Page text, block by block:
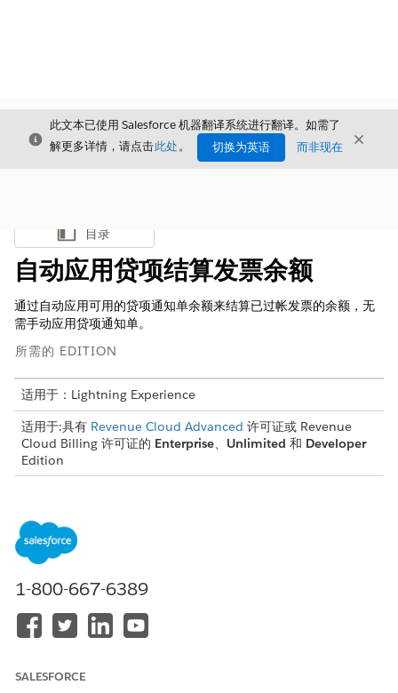
关闭
此文本已使用 Salesforce 机器翻译系统进行翻译。如需了
解更多详情，请点击此处。 切换为英语 而非现在 关闭
显示目录
目录
自动应用贷项结算发票余额
通过自动应用可用的贷项通知单余额来结算已过帐发票的余额，无
需手动应用贷项通知单。
所需的 EDITION
适用于：Lightning Experience
适用于:具有 Revenue Cloud Advanced 许可证或 Revenue
Cloud Billing 许可证的 Enterprise、 Unlimited 和 Developer
Edition
当您的开单管理员
根据
贷项申请级别
自动贷项申请流程会在使用以下方法之一过帐发票后立即运行：
计划发票运行完成后。
1-800-667-6389
SALESFORCE